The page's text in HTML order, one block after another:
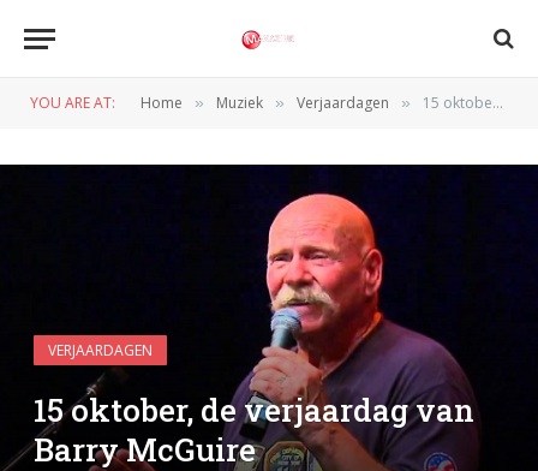
YOU ARE AT: Home » Muziek » Verjaardagen » 15 oktober, de verjaardag van Barry McGuire
VERJAARDAGEN
15 oktober, de verjaardag van
Barry McGuire